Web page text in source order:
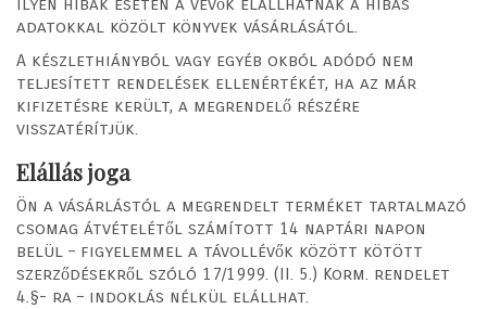
Ilyen hibák esetén a vevők elállhatnak a hibás
adatokkal közölt könyvek vásárlásától.
A készlethiányból vagy egyéb okból adódó nem
teljesített rendelések ellenértékét, ha az már
kifizetésre került, a megrendelő részére
visszatérítjük.
Elállás joga
Ön a vásárlástól a megrendelt terméket tartalmazó
csomag átvételétől számított 14 naptári napon
belül – figyelemmel a távollévők között kötött
szerződésekről szóló 17/1999. (II. 5.) Korm. rendelet
4.§- ra – indoklás nélkül elállhat.